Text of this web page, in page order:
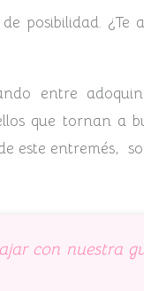
posibilidad. ¿Te
entre
que tornan a
este entremés,
con